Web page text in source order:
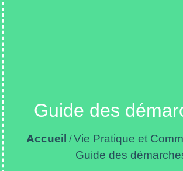
Guide des
Accueil /Vie Pratique et
Guide des